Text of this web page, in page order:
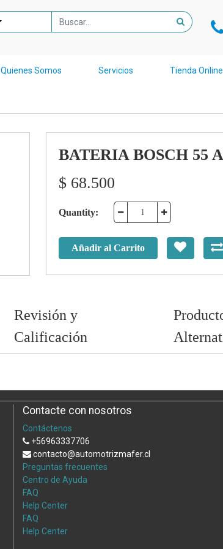
Quienes Somos Servicios Tienda Online
BATERIA BOSCH 55
$ 68.500
Quantity:
Añadir al Carrito
Revisión y
Calificación
Contacte con nosotros
Contáctenos
+56963337706
contacto@automotrizmafer.cl
Preguntas frecuentes
Centro de Ayuda
FAQ
Help Center
FAQ
Help Center